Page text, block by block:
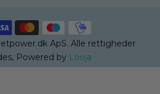
ApS. Alle rettigheder
Powered by Looja